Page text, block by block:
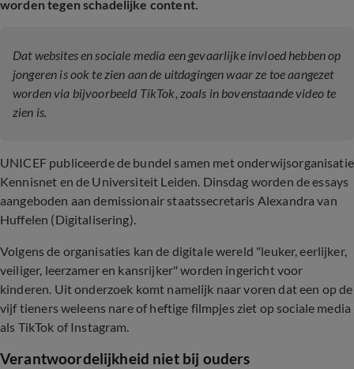
worden tegen schadelijke content.
Dat websites en sociale media een gevaarlijke invloed hebben op
jongeren is ook te zien aan de uitdagingen waar ze toe aangezet
worden via bijvoorbeeld TikTok, zoals in bovenstaande video te
zien is.
UNICEF publiceerde de bundel samen met onderwijsorganisatie
Kennisnet en de Universiteit Leiden. Dinsdag worden de essays
aangeboden aan demissionair staatssecretaris Alexandra van
Huffelen (Digitalisering).
Volgens de organisaties kan de digitale wereld "leuker, eerlijker,
veiliger, leerzamer en kansrijker" worden ingericht voor
kinderen. Uit onderzoek komt namelijk naar voren dat een op de
vijf tieners weleens nare of heftige filmpjes ziet op sociale media
als TikTok of Instagram.
Verantwoordelijkheid niet bij ouders